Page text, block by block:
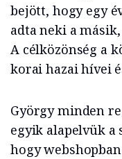
bejött, hogy egy
adta neki a
A célközönség a
korai hazai hívei
György minden
egyik alapelvük a
hogy